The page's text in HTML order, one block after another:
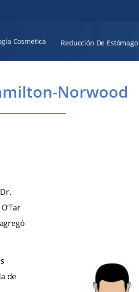
Cosmetica Reducción De Estómago
Norwood
de